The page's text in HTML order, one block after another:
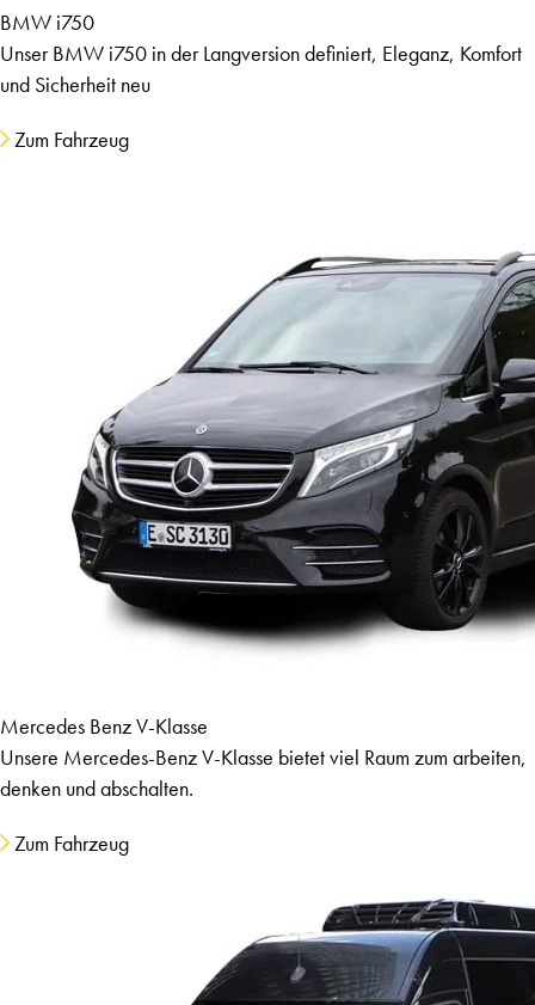
BMW i750
Unser BMW i750 in der Langversion definiert, Eleganz, Komfort
und Sicherheit neu
Zum Fahrzeug
Mercedes Benz V-Klasse
Unsere Mercedes-Benz V-Klasse bietet viel Raum zum arbeiten,
denken und abschalten.
Zum Fahrzeug